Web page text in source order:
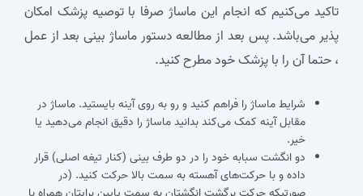
تاکید می‌کنیم که انجام این ماساژ‌ صرفا با توصیه پزشک امکان
پذیر می‌باشد. پس بعد از مطالعه دستور ماساژ بینی بعد از عمل
، حتما آن را با پزشک خود مطرح کنید.
شرایط ماساژ را فراهم کنید و رو به روی آینه بایستید. ماساژ در
مقابل آینه کمک می‌کند بدانید ماساژ را دقیق انجام می‌دهید یا
خیر.
دو انگشت سبابه خود را در دو طرف بینی (کنار تیغه اصلی) قرار
داده و با حرکت‌های آهسته به سمت بالا حرکت کنید. (در